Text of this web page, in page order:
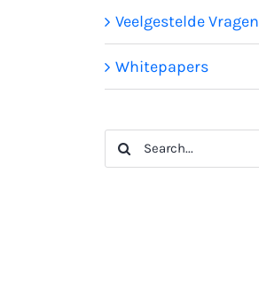
Veelgestelde Vragen
Whitepapers
Search
for: